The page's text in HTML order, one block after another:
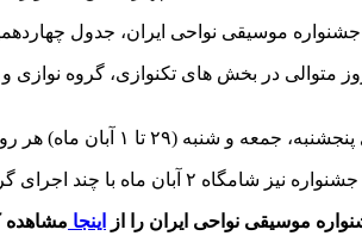
نواحی ایران، جدول چهاردهمین جشنواره موسیقی نواحی ایران که از ٢٩ مهر تا
جشنواره طی ۴ روز متوالی در بخش های
ماه) هر روز ٤ تا ٥ اجرا در بخش های مختلف روی صحنه خواهد رفت.
چند اجرای گروهی و پیشکسوتان برگزار خواهد شد.
موسیقی نواحی ایران را از اینجا مشاهده